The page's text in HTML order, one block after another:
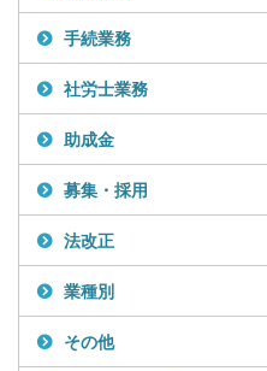
手続業務
社労士業務
助成金
募集・採用
法改正
業種別
その他